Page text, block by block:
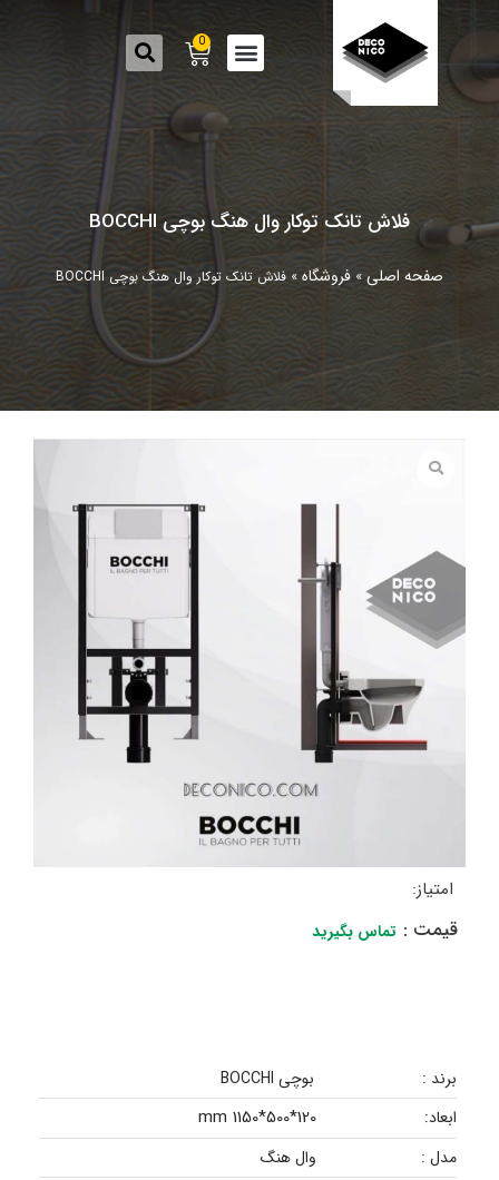
0
فلاش تانک توکار وال هنگ بوچی BOCCHI
صفحه اصلی » فروشگاه » فلاش تانک توکار وال هنگ بوچی BOCCHI
امتیاز:
قیمت : تماس بگیرید
برند :
بوچی BOCCHI
ابعاد:
120*500*1150 mm
مدل :
وال هنگ